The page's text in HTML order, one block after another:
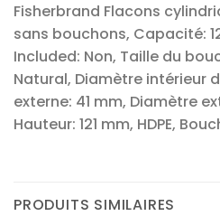
Fisherbrand Flacons
sans bouchons, Capacité:
Included: Non, Taille du
Natural, Diamètre intérieur
externe: 41 mm, Diamètre
Hauteur: 121 mm, HDPE,
PRODUITS SIMILAIRES